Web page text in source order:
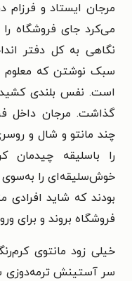
مرجان ایستاد و فرزام
می‌کرد جای فروشگاه را
نگاهی به کل دفتر
سبک نوشتن که معلوم
است. نفس بلندی
گذاشت. مرجان داخل
چند مانتو و شال و
را باسلیقه چیدمان
خوش‌سلیقه‌ای را به‌سوی
بودند که شاید افرادی
فروشگاه بروند و برای
خیلی زود مانتوی
سر آستینش ترمه‌دوزی